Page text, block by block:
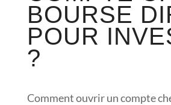
BOURSE
POUR
?
Comment ouvrir un compte